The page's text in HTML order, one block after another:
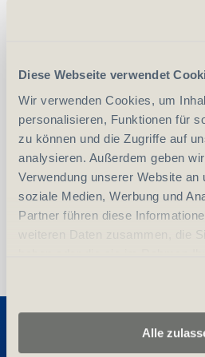
Diese Webseite verwendet
Wir verwenden Cookies, um
personalisieren, Funktionen für
zu können und die Zugriffe auf
analysieren. Außerdem geben
Verwendung unserer Website an
soziale Medien, Werbung und
Partner führen diese
weiteren Daten zusammen, die
Alle
vergleichen
Anzahl
Entdecken Sie